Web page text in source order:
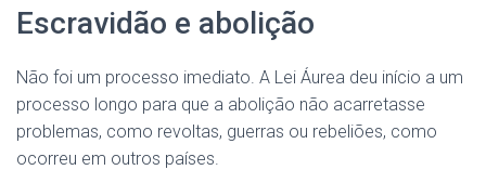
Escravidão e abolição
Não foi um processo imediato. A Lei Áurea deu início a um
processo longo para que a abolição não acarretasse
problemas, como revoltas, guerras ou rebeliões, como
ocorreu em outros países.